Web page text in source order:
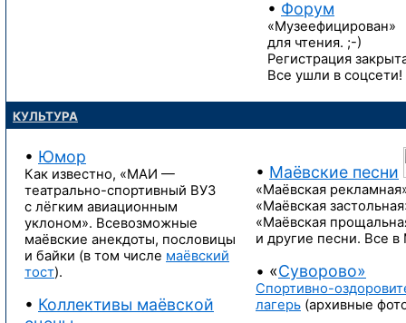
• Форум
«Музеефицирован»
для чтения. ;-)
Регистрация
Все ушли в соцсети!
КУЛЬТУРА
• Юмор
Как известно, «МАИ —
театрально-спортивный ВУЗ
с лёгким авиационным
уклоном». Всевозможные
маёвские анекдоты, пословицы
и байки (в том числе маёвский
тост).
• Коллективы маёвской
• Маёвские песни
«Маёвская
«Маёвская
«Маёвская
и другие песни. Все в
• «Суворово»
Спортивно-
лагерь (архивные